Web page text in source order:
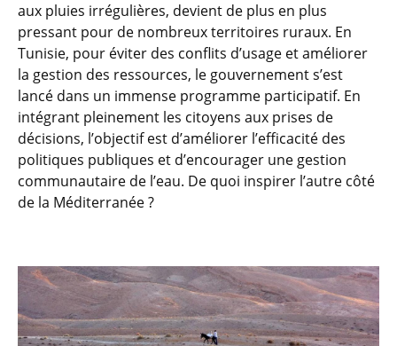
aux pluies irrégulières, devient de plus en plus
pressant pour de nombreux territoires ruraux. En
Tunisie, pour éviter des conflits d’usage et améliorer
la gestion des ressources, le gouvernement s’est
lancé dans un immense programme participatif. En
intégrant pleinement les citoyens aux prises de
décisions, l’objectif est d’améliorer l’efficacité des
politiques publiques et d’encourager une gestion
communautaire de l’eau. De quoi inspirer l’autre côté
de la Méditerranée ?